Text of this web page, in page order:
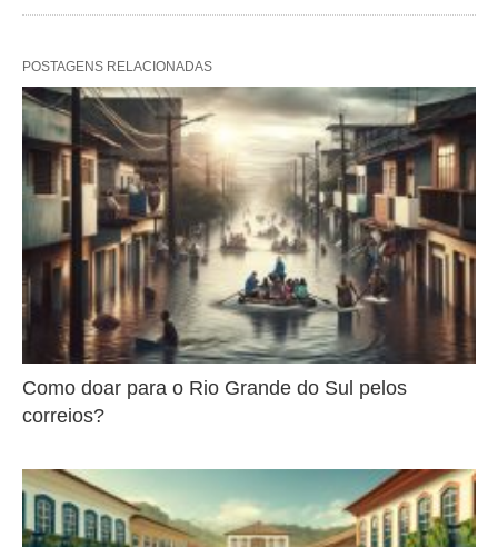
POSTAGENS RELACIONADAS
Como doar para o Rio Grande do Sul pelos
correios?